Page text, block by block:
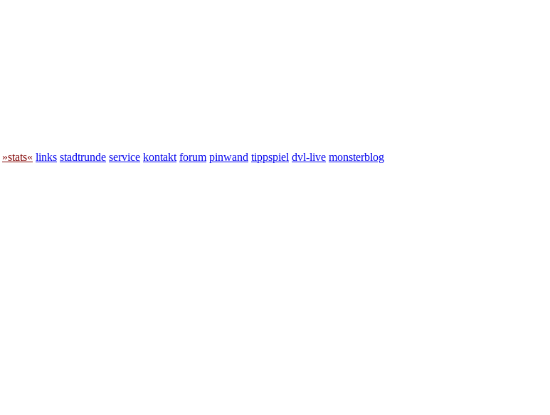
»stats« links stadtrunde service kontakt forum pinwand tippspiel dvl-live monsterblog